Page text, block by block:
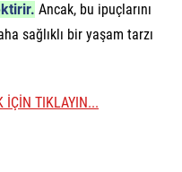
Ancak, bu ipuçlarını
sağlıklı bir yaşam tarzı
İÇİN TIKLAYIN...